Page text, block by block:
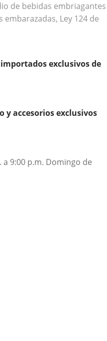
de bebidas embriagantes
Ley 124 de
exclusivos de
y accesorios exclusivos
a 9:00 p.m. Domingo de